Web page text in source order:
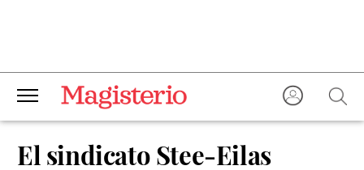
El sindicato Stee-Eilas